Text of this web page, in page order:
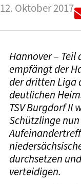
12. Oktober 2017
Hannover – Teil
empfängt der
der dritten Liga
deutlichen
TSV Burgdorf II
Schützlinge
durchsetzen
verteidigen.